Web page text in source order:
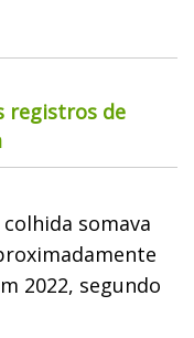
registros de
somava
2022, segundo